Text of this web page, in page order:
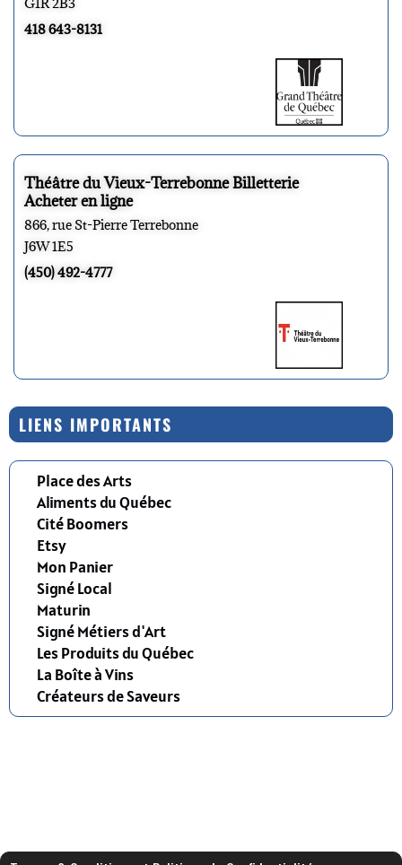
G1R 2B3
418 643-8131
Théâtre du Vieux-Terrebonne Billetterie
Acheter en ligne
866, rue St-Pierre Terrebonne
J6W 1E5
(450) 492-4777
LIENS IMPORTANTS
Place des Arts
Aliments du Québec
Cité Boomers
Etsy
Mon Panier
Signé Local
Maturin
Signé Métiers d'Art
Les Produits du Québec
La Boîte à Vins
Créateurs de Saveurs